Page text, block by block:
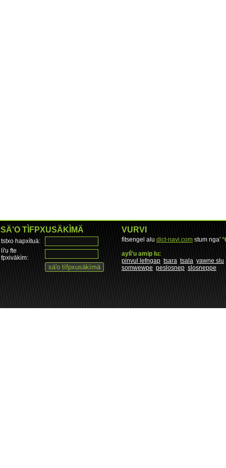
SÄ'O TÌFPXUSÄKÌMÄ
tstxo hapxìtuä:
lì'u fte
fpxiväkìm:
VURVI
fìtsengel alu dict-navi.com stum nga'
aylì'u amip lu:
pinvul lefngap tsara tsala yawne slu
somwewpe peslosnep slosneppe